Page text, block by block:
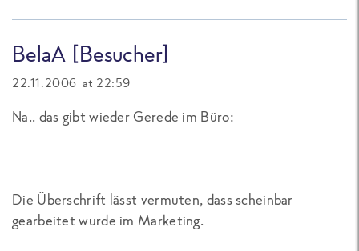
BelaA [Besucher]
22.11.2006 at 22:59
Na.. das gibt wieder Gerede im Büro:
Die Überschrift lässt vermuten, dass scheinbar
gearbeitet wurde im Marketing.